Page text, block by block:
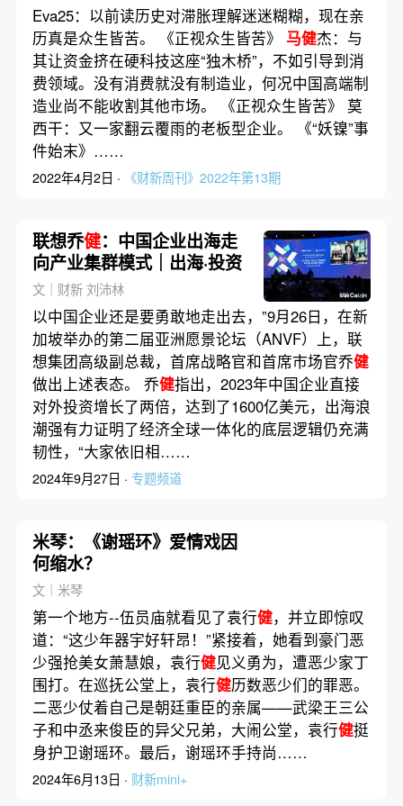
Eva25：以前读历史对滞胀理解迷迷糊糊，现在亲
历真是众生皆苦。 《正视众生皆苦》 马健杰：与
其让资金挤在硬科技这座“独木桥”，不如引导到消
费领域。没有消费就没有制造业，何况中国高端制
造业尚不能收割其他市场。 《正视众生皆苦》 莫
西干：又一家翻云覆雨的老板型企业。 《“妖镍”事
件始末》……
2022年4月2日 · 《财新周刊》2022年第13期
联想乔健：中国企业出海走
向产业集群模式｜出海·投资
文｜财新 刘沛林
以中国企业还是要勇敢地走出去，”9月26日，在新
加坡举办的第二届亚洲愿景论坛（ANVF）上，联
想集团高级副总裁，首席战略官和首席市场官乔健
做出上述表态。 乔健指出，2023年中国企业直接
对外投资增长了两倍，达到了1600亿美元，出海浪
潮强有力证明了经济全球一体化的底层逻辑仍充满
韧性，“大家依旧相……
2024年9月27日 · 专题频道
米琴：《谢瑶环》爱情戏因
何缩水？
文｜米琴
第一个地方--伍员庙就看见了袁行健，并立即惊叹
道：“这少年器宇好轩昂！”紧接着，她看到豪门恶
少强抢美女萧慧娘，袁行健见义勇为，遭恶少家丁
围打。在巡抚公堂上，袁行健历数恶少们的罪恶。
二恶少仗着自己是朝廷重臣的亲属——武梁王三公
子和中丞来俊臣的异父兄弟，大闹公堂，袁行健挺
身护卫谢瑶环。最后，谢瑶环手持尚……
2024年6月13日 · 财新mini+